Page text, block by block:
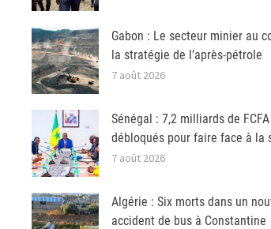
Gabon : Le secteur minier au
la stratégie de l’après-pétrole
7 août 2026
Sénégal : 7,2 milliards de FCFA
débloqués pour faire face à la
7 août 2026
Algérie : Six morts dans un
accident de bus à Constantine